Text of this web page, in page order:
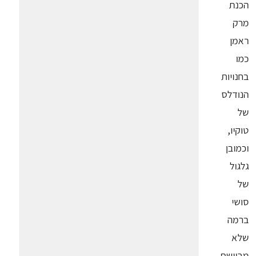
הכנת
מרק
ראמן
כמו
בחנויות
הנודלס
של
טוקיו,
וכמובן
גלגול
של
סושי
ברמה
שלא